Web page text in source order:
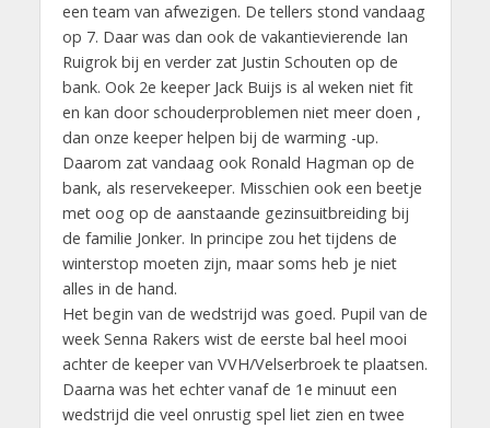
een team van afwezigen. De tellers stond vandaag
op 7. Daar was dan ook de vakantievierende Ian
Ruigrok bij en verder zat Justin Schouten op de
bank. Ook 2e keeper Jack Buijs is al weken niet fit
en kan door schouderproblemen niet meer doen ,
dan onze keeper helpen bij de warming -up.
Daarom zat vandaag ook Ronald Hagman op de
bank, als reservekeeper. Misschien ook een beetje
met oog op de aanstaande gezinsuitbreiding bij
de familie Jonker. In principe zou het tijdens de
winterstop moeten zijn, maar soms heb je niet
alles in de hand.
Het begin van de wedstrijd was goed. Pupil van de
week Senna Rakers wist de eerste bal heel mooi
achter de keeper van VVH/Velserbroek te plaatsen.
Daarna was het echter vanaf de 1e minuut een
wedstrijd die veel onrustig spel liet zien en twee